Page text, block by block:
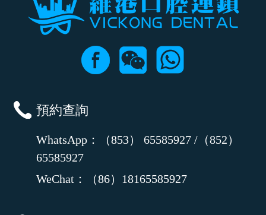
預約查詢
WhatsApp：（853） 65585927 /（852）
65585927
WeChat：（86）18165585927